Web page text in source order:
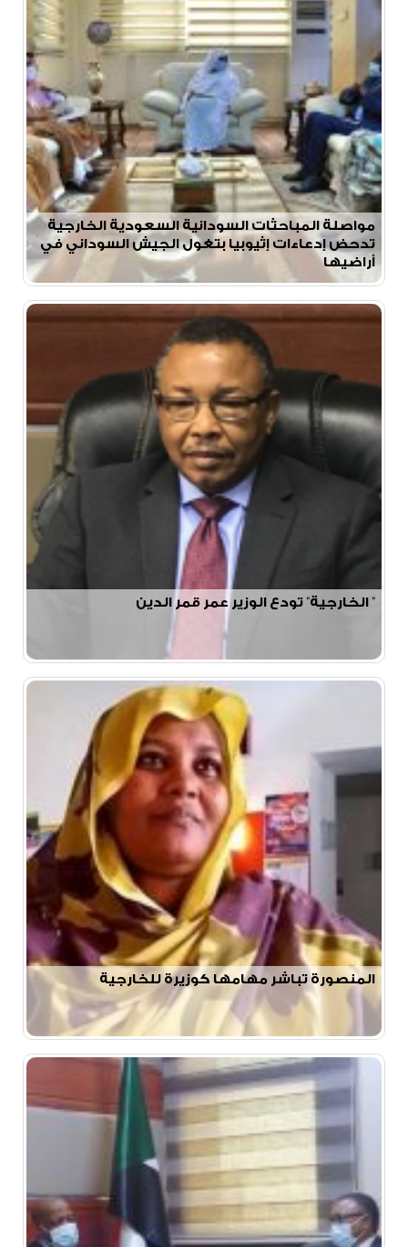
مواصلة المباحثات السودانية السعودية الخارجية
تدحض إدعاءات إثيوبيا بتغول الجيش السوداني في
أراضيها
” الخارجية” تودع الوزير عمر قمر الدين
المنصورة تباشر مهامها كوزيرة للخارجية